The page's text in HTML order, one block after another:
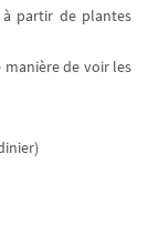
partir de plantes
de voir les